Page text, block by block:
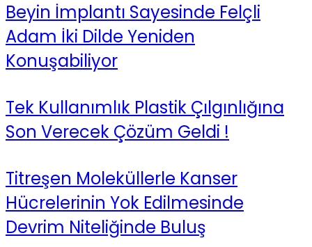
Beyin İmplantı Sayesinde Felçli
Adam İki Dilde Yeniden
Konuşabiliyor
Tek Kullanımlık Plastik Çılgınlığına
Son Verecek Çözüm Geldi !
Titreşen Moleküllerle Kanser
Hücrelerinin Yok Edilmesinde
Devrim Niteliğinde Buluş